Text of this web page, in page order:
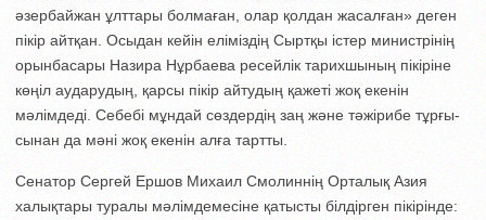
әзербайжан ұлттары болмаған, олар қолдан жасалған» деген
пікір айтқан. Осыдан кейін еліміздің Сыртқы істер министрінің
орынбасары Назира Нұрбаева ресейлік тарихшының пікіріне
көңіл аударудың, қарсы пікір айтудың қажеті жоқ екенін
мәлімдеді. Себебі мұн­дай сөздердің заң және тәжірибе тұрғы­
сынан да мәні жоқ екенін алға тартты.
Сенатор Сергей Ершов Михаил Смо­линнің Орталық Азия
халықтары туралы мәлімдемесіне қатысты білдірген пікірін­де: